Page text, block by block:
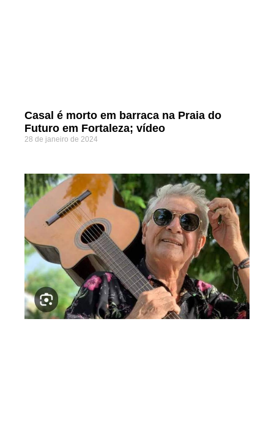
Casal é morto em barraca na Praia do
Futuro em Fortaleza; vídeo
28 de janeiro de 2024